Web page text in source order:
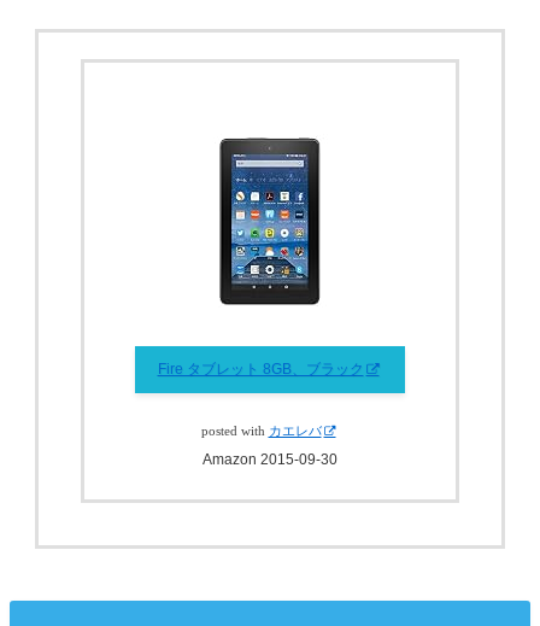
Fire タブレット 8GB、ブラック
posted with カエレバ
Amazon 2015-09-30